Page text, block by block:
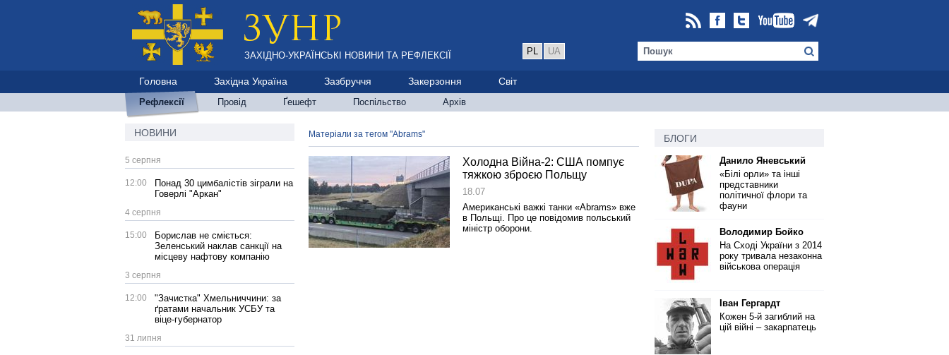
ЗАХІДНО-УКРАЇНСЬКІ НОВИНИ ТА РЕФЛЕКСІЇ PL UA
Головна Західна Україна Зазбруччя Закерзоння Світ
Рефлексії Провід Ґешефт Поспільство Архів
НОВИНИ
5 серпня
12:00
Понад 30 цимбалістів зіграли на
Говерлі "Аркан"
4 серпня
15:00
Борислав не сміється:
Зеленський наклав санкції на
місцеву нафтову компанію
3 серпня
12:00
"Зачистка" Хмельниччини: за
ґратами начальник УСБУ та
віце-губернатор
31 липня
Матеріали за тегом "Abrams"
Холодна Війна-2: США помпує
тяжкою зброєю Польщу
18.07
Американські важкі танки «Abrams» вже
в Польщі. Про це повідомив польський
міністр оборони.
БЛОГИ
Данило Яневський
«Білі орли» та інші
представники
політичної флори та
фауни
Володимир Бойко
На Сході України з 2014
року тривала незаконна
військова операція
Іван Гергардт
Кожен 5-й загиблий на
цій війні – закарпатець